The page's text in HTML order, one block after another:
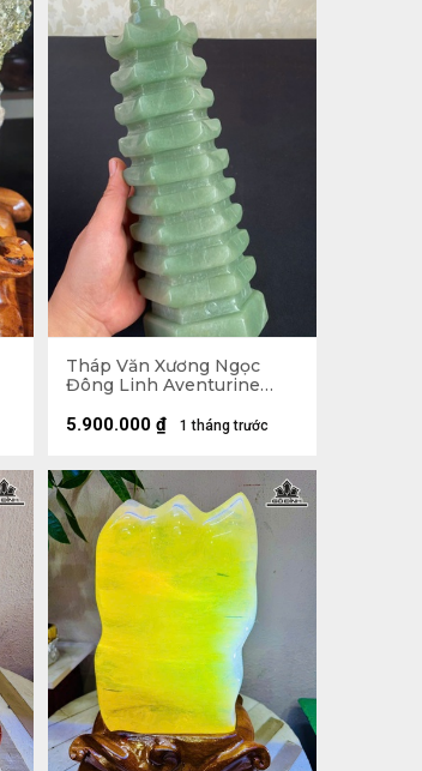
Tháp Văn Xương Ngọc
Đông Linh Aventurine
Ngang 10,3 x Dày 9 (cm)
1 tháng trước
5.900.000 ₫